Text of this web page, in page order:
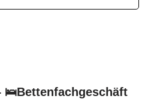
🛌Bettenfachgeschäft